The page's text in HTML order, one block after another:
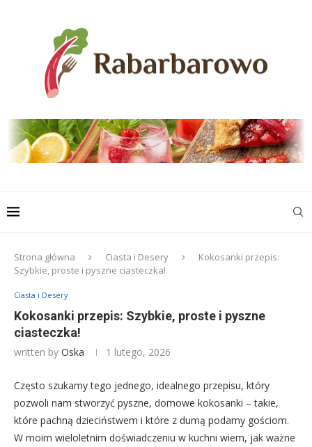
Strona główna Ciasta i Desery
Kokosanki przepis:
Szybkie, proste i pyszne ciasteczka!
Ciasta i Desery
Kokosanki przepis: Szybkie, proste i pyszne
ciasteczka!
written by Oska 1 lutego, 2026
Często szukamy tego jednego, idealnego przepisu, który
pozwoli nam stworzyć pyszne, domowe kokosanki – takie,
które pachną dzieciństwem i które z dumą podamy gościom.
W moim wieloletnim doświadczeniu w kuchni wiem, jak ważne